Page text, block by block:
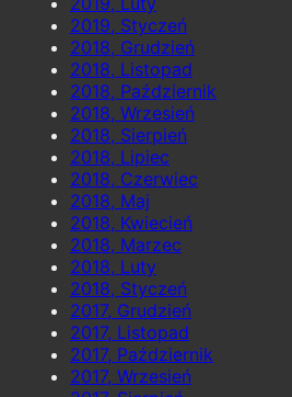
2019, Styczeń
2018, Grudzień
2018, Listopad
2018, Październik
2018, Wrzesień
2018, Sierpień
2018, Lipiec
2018, Czerwiec
2018, Maj
2018, Kwiecień
2018, Marzec
2018, Luty
2018, Styczeń
2017, Grudzień
2017, Listopad
2017, Październik
2017, Wrzesień